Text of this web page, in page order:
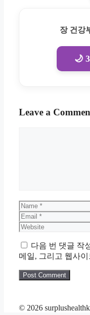
장 건강
🌙
Leave a
Name
다음 번 댓글 작
메일, 그리고 웹사
© 2026